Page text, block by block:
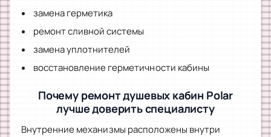
замена герметика
ремонт сливной системы
замена уплотнителей
восстановление герметичности кабины
Почему ремонт душевых кабин Polar
лучше доверить специалисту
Внутренние механизмы расположены внутри